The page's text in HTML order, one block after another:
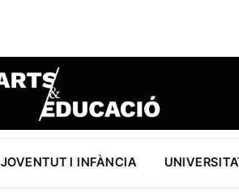
JOVENTUT I INFÀNCIA